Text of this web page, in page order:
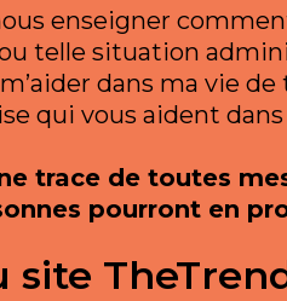
nous enseigner
telle situation
dans ma vie
qui vous aident
trace de toutes
pourront en
site